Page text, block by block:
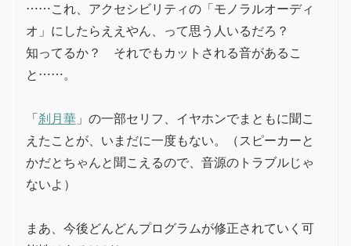
……これ、アクセシビリティの「モノラルオーディ
オ」にしたらええやん、って思う人いるだろ？
知ってるか？ それでもカットされる音があるこ
と……。
「 刹月華 」の一部セリフ、イヤホンでまともに聞こ
えたことが、いまだに一度もない。（スピーカーと
かだとちゃんと聞こえるので、音源のトラブルじゃ
ないよ）
まあ、今後どんどんプログラムが修正されていく可